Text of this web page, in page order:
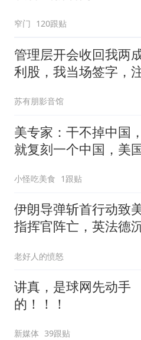
窄门 120跟贴
管理层开会收回我两
利股，我当场签字，
苏有朋影音馆
美专家：干不掉中国
就复刻一个中国，美
小怪吃美食 1跟贴
伊朗导弹斩首行动致
指挥官阵亡，英法德
老好人的愤怒
讲真，是球网先动手
的！！！
新媒体 39跟贴